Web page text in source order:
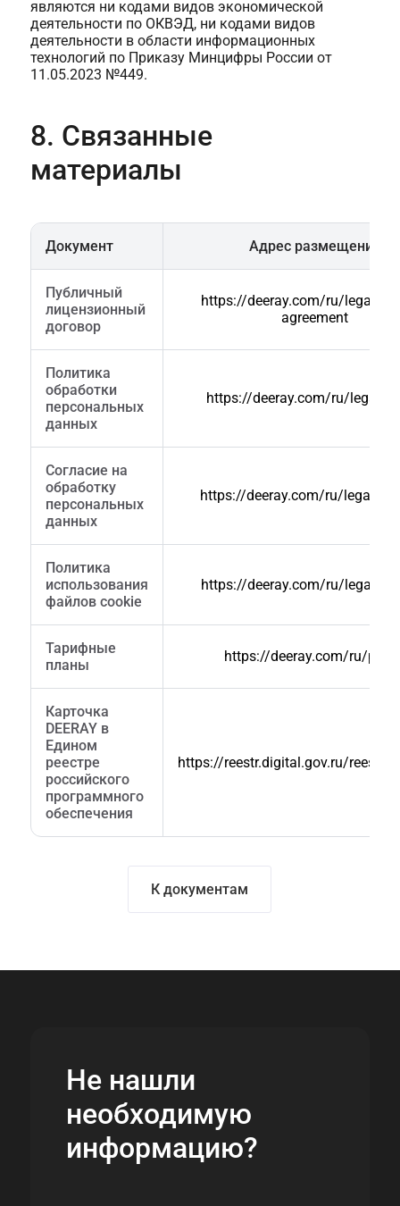
являются ни кодами видов экономической
деятельности по ОКВЭД, ни кодами видов
деятельности в области информационных
технологий по Приказу Минцифры России от
11.05.2023 №449.
8. Связанные
материалы
Документ Адрес размещения
Публичный
лицензионный
договор
https://deeray.com/ru/legal/
agreement
Политика
обработки
персональных
данных
https://deeray.com/ru/legal/
Согласие на
обработку
персональных
данных
https://deeray.com/ru/legal/
Политика
использования
файлов cookie
https://deeray.com/ru/legal/
Тарифные
планы
https://deeray.com/ru/
Карточка
DEERAY в
Едином
реестре
российского
программного
обеспечения
https://reestr.digital.gov.ru/reestr/
К документам
Не нашли
необходимую
информацию?